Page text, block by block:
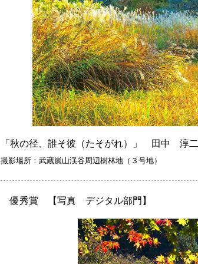
「秋の径、誰そ彼（たそがれ）」 田中 淳二
撮影場所： 武蔵嵐山渓谷周辺樹林地（３号地）
優秀賞 【写真 デジタル部門】